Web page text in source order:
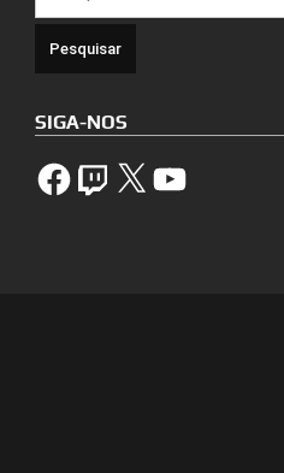
SIGA-NOS
FacebookTwitch X YouTube